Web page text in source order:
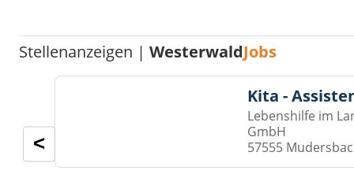
Stellenanzeigen |WesterwaldJobs
Kita -
Lebenshilfe im
GmbH
57555
<